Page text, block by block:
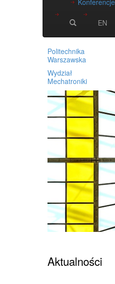
EN
Politechnika
Warszawska
Wydział
Mechatroniki
Aktualności